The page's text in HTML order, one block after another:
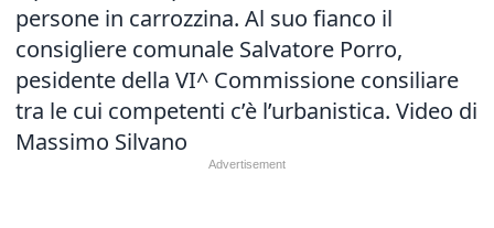
persone in carrozzina. Al suo fianco il
consigliere comunale Salvatore Porro,
pesidente della VI^ Commissione consiliare
tra le cui competenti c’è l’urbanistica. Video di
Massimo Silvano